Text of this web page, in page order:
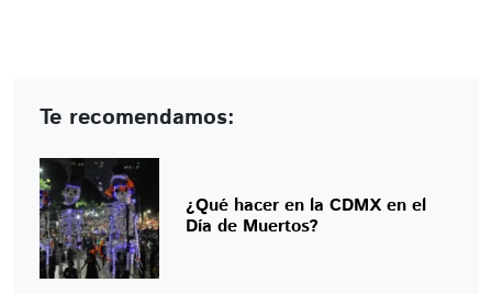
Te recomendamos:
¿Qué hacer en la CDMX en el
Día de Muertos?